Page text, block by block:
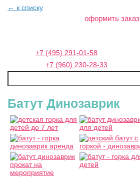
← к списку
оформить заказ
+7 (495) 291-01-58
+7 (960) 230-28-33
Батут Динозаврик